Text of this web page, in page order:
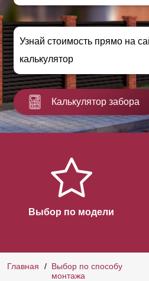
Узнай стоимость прямо на
калькулятор
Калькулятор забора
Выбор по модели
Главная
Выбор по способу
монтажа